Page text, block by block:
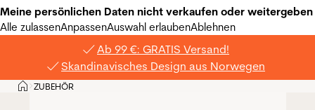
Meine persönlichen Daten nicht verkaufen oder weitergeben
Alle zulassenAnpassenAuswahl erlaubenAblehnen
Ab 99 €: GRATIS Versand!
Skandinavisches Design aus Norwegen
Privat
>ZUBEHÖR